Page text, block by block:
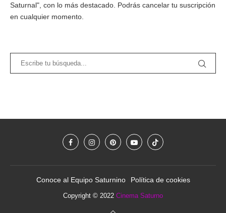
Saturnal", con lo más destacado. Podrás cancelar tu suscripción
en cualquier momento.
Conoce al Equipo Saturnino Política de cookies
Copyright © 2022 Cinema Saturno